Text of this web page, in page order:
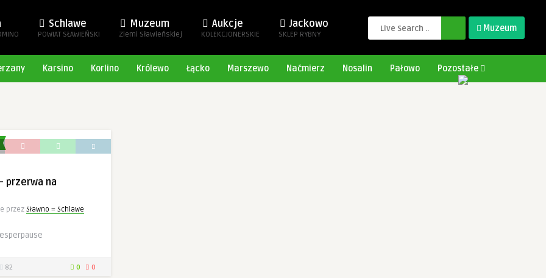
Schlawe
POWIAT SŁAWIEŃSKI
Muzeum
Ziemi Sławieńskiej
Aukcje
KOLEKCJONERSKIE
Jackowo
SKLEP RYBNY
Muzeum
Karsino Korlino Królewo Łącko Marszewo Naćmierz Nosalin Pałowo Pozostałe
przerwa na
przez Sławno = Schlawe
82 0 0